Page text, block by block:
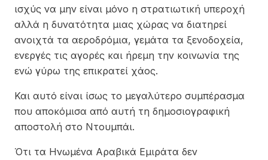
ισχύς να μην είναι μόνο η στρατιωτική υπεροχή
αλλά η δυνατότητα μιας χώρας να διατηρεί
ανοιχτά τα αεροδρόμια, γεμάτα τα ξενοδοχεία,
ενεργές τις αγορές και ήρεμη την κοινωνία της
ενώ γύρω της επικρατεί χάος.
Και αυτό είναι ίσως το μεγαλύτερο συμπέρασμα
που αποκόμισα από αυτή τη δημοσιογραφική
αποστολή στο Ντουμπάι.
Ότι τα Ηνωμένα Αραβικά Εμιράτα δεν